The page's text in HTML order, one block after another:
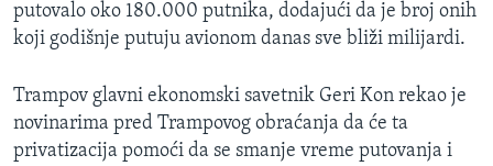
putovalo oko 180.000 putnika, dodajući da je broj onih
koji godišnje putuju avionom danas sve bliži milijardi.
Trampov glavni ekonomski savetnik Geri Kon rekao je
novinarima pred Trampovog obraćanja da će ta
privatizacija pomoći da se smanje vreme putovanja i